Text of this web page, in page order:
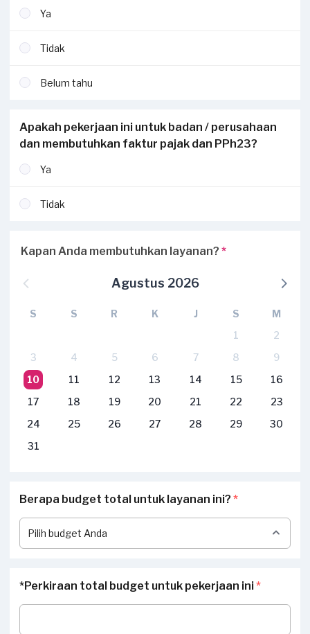
Ya
Tidak
Belum tahu
Apakah pekerjaan ini untuk badan / perusahaan
dan membutuhkan faktur pajak dan PPh23?
Ya
Tidak
Kapan Anda membutuhkan layanan? *
Agustus 2026
S S R K J S
M
1
2
3
4 5 6 7 8
9
10
11 12 13 14 15
16
17
18 19 20 21 22
23
24
25 26 27 28 29
30
31
Berapa budget total untuk layanan ini? *
*Perkiraan total budget untuk pekerjaan ini*